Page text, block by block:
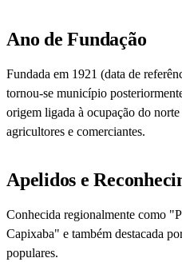
Ano de Fundação
Fundada em 1921 (data de
tornou-se município
origem ligada à ocupação do
agricultores e comerciantes.
Apelidos e
Conhecida regionalmente como
Capixaba" e também destacada
populares.